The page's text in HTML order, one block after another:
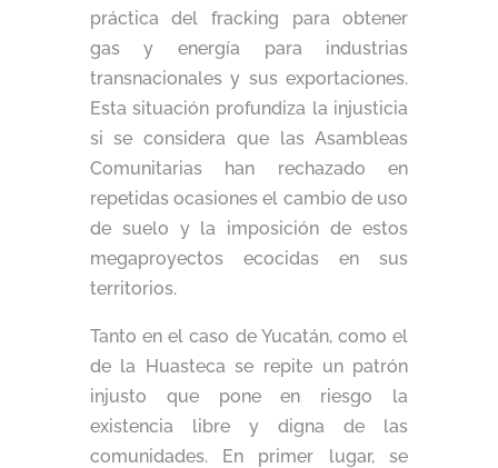
práctica del fracking para obtener
gas y energía para industrias
transnacionales y sus exportaciones.
Esta situación profundiza la injusticia
si se considera que las Asambleas
Comunitarias han rechazado en
repetidas ocasiones el cambio de uso
de suelo y la imposición de estos
megaproyectos ecocidas en sus
territorios.
Tanto en el caso de Yucatán, como el
de la Huasteca se repite un patrón
injusto que pone en riesgo la
existencia libre y digna de las
comunidades. En primer lugar, se